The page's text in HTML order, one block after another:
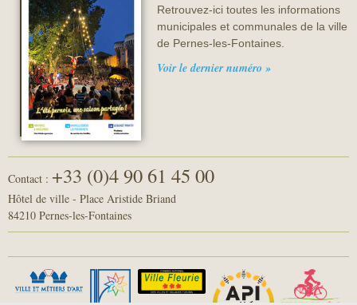
Retrouvez-ici toutes les informations
municipales et communales de la ville
de Pernes-les-Fontaines.
Voir le dernier numéro »
Contact : +33 (0)4 90 61 45 00
Hôtel de ville - Place Aristide Briand
84210 Pernes-les-Fontaines